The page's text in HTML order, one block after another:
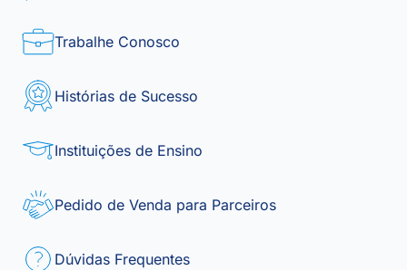
Trabalhe Conosco
Histórias de Sucesso
Instituições de Ensino
Pedido de Venda para Parceiros
Dúvidas Frequentes